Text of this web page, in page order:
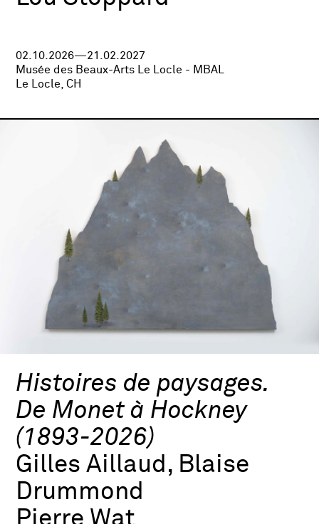
02.10.2026—21.02.2027
Musée des Beaux-Arts Le Locle - MBAL
Le Locle, CH
Histoires de paysages.
De Monet à Hockney
(1893-2026)
Gilles Aillaud, Blaise
Drummond
Pierre Wat